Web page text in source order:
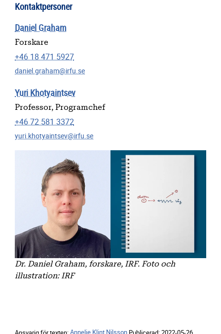
Kontaktpersoner
Daniel Graham
Forskare
+46 18 471 5927
daniel.graham@irfu.se
Yuri Khotyaintsev
Professor, Programchef
+46 72 581 3372
yuri.khotyaintsev@irfu.se
Dr. Daniel Graham, forskare, IRF. Foto och
illustration: IRF